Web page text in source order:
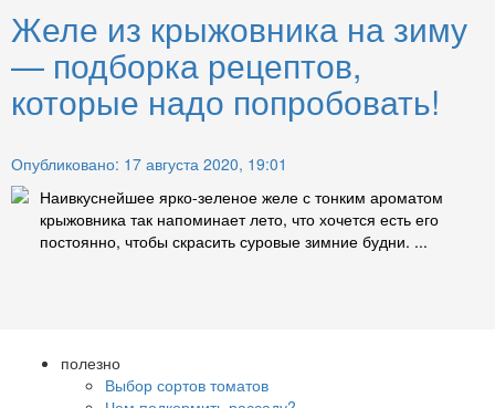
Желе из крыжовника на зиму
— подборка рецептов,
которые надо попробовать!
Опубликовано: 17 августа 2020, 19:01
Наивкуснейшее ярко-зеленое желе с тонким ароматом
крыжовника так напоминает лето, что хочется есть его
постоянно, чтобы скрасить суровые зимние будни. ...
полезно
Выбор сортов томатов